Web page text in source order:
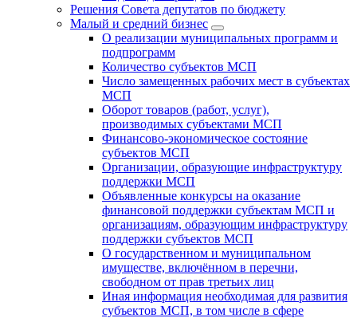
Решения Совета депутатов по бюджету
Малый и средний бизнес
О реализации муниципальных программ и
подпрограмм
Количество субъектов МСП
Число замещенных рабочих мест в субъектах
МСП
Оборот товаров (работ, услуг),
производимых субъектами МСП
Финансово-экономическое состояние
субъектов МСП
Организации, образующие инфраструктуру
поддержки МСП
Объявленные конкурсы на оказание
финансовой поддержки субъектам МСП и
организациям, образующим инфраструктуру
поддержки субъектов МСП
О государственном и муниципальном
имуществе, включённом в перечни,
свободном от прав третьих лиц
Иная информация необходимая для развития
субъектов МСП, в том числе в сфере